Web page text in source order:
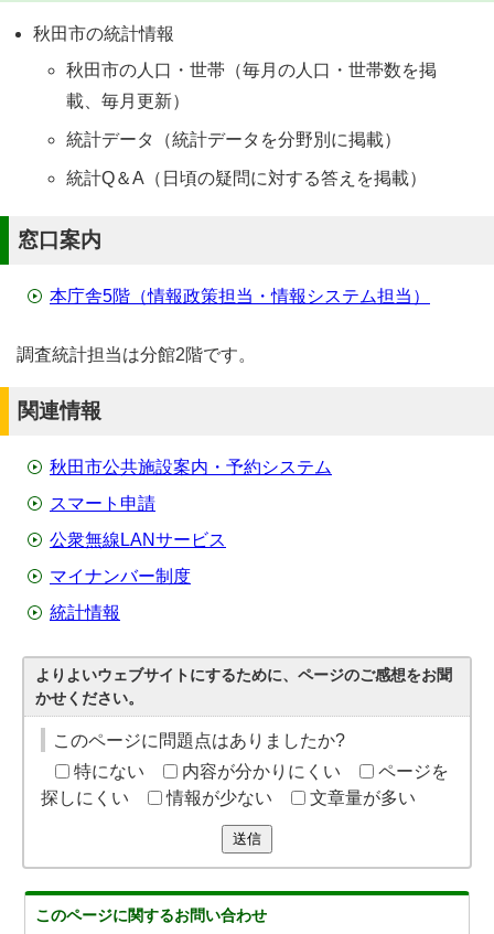
秋田市の統計情報
秋田市の人口・世帯（毎月の人口・世帯数を掲
載、毎月更新）
統計データ（統計データを分野別に掲載）
統計Q＆A（日頃の疑問に対する答えを掲載）
窓口案内
本庁舎5階（情報政策担当・情報システム担当）
調査統計担当は分館2階です。
関連情報
秋田市公共施設案内・予約システム
スマート申請
公衆無線LANサービス
マイナンバー制度
統計情報
よりよいウェブサイトにするために、ページのご感想をお聞
かせください。
このページに問題点はありましたか?
特にない
内容が分かりにくい
ページを
探しにくい
情報が少ない 文章量が多い
送信
このページに関するお問い合わせ